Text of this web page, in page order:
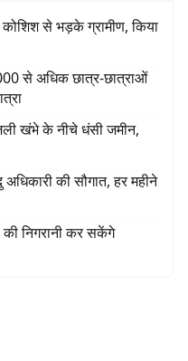
से भड़के ग्रामीण, किया
से अधिक छात्र-छात्राओं
खंभे के नीचे धंसी जमीन,
की सौगात, हर महीने
की निगरानी कर सकेंगे